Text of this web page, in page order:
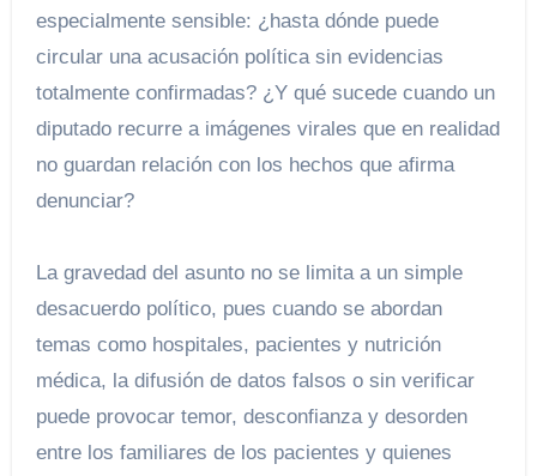
especialmente sensible: ¿hasta dónde puede
circular una acusación política sin evidencias
totalmente confirmadas? ¿Y qué sucede cuando un
diputado recurre a imágenes virales que en realidad
no guardan relación con los hechos que afirma
denunciar?
La gravedad del asunto no se limita a un simple
desacuerdo político, pues cuando se abordan
temas como hospitales, pacientes y nutrición
médica, la difusión de datos falsos o sin verificar
puede provocar temor, desconfianza y desorden
entre los familiares de los pacientes y quienes